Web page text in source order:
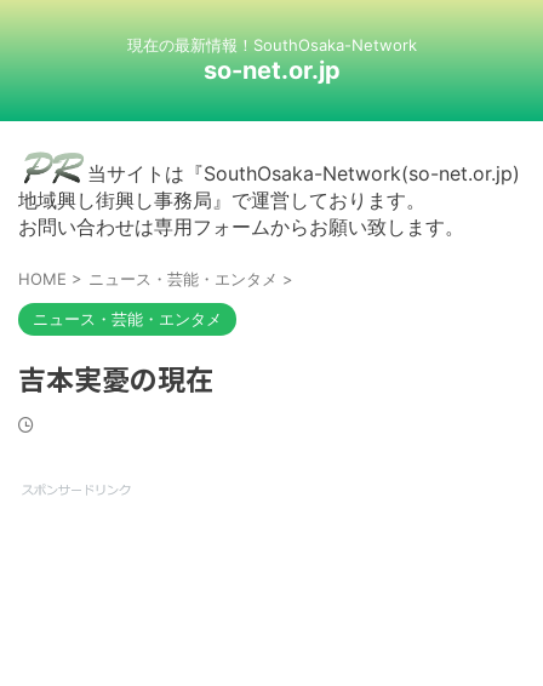
現在の最新情報！SouthOsaka-Network
so-net.or.jp
当サイトは『SouthOsaka-Network(so-net.or.jp)
地域興し街興し事務局』で運営しております。
お問い合わせは専用フォームからお願い致します。
HOME > ニュース・芸能・エンタメ >
ニュース・芸能・エンタメ
吉本実憂の現在